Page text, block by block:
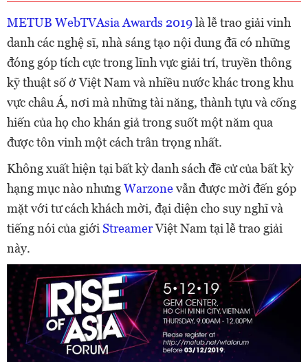
METUB WebTVAsia Awards 2019là lễ trao giải vinh
danh các nghệ sĩ, nhà sáng tạo nội dung đã có những
đóng góp tích cực trong lĩnh vực giải trí, truyền thông
kỹ thuật số ở Việt Nam và nhiều nước khác trong khu
vực châu Á, nơi mà những tài năng, thành tựu và cống
hiến của họ cho khán giả trong suốt một năm qua
được tôn vinh một cách trân trọng nhất.
Không xuất hiện tại bất kỳ danh sách đề cử của bất kỳ
hạng mục nào nhưngWarzonevẫn được mời đến góp
mặt với tư cách khách mời, đại diện cho suy nghĩ và
tiếng nói của giới StreamerViệt Nam tại lễ trao giải
này.